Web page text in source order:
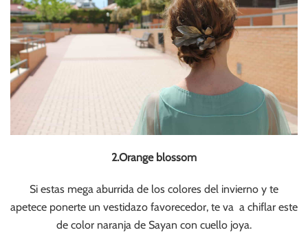
2.Orange blossom
Si estas mega aburrida de los colores del invierno y te
apetece ponerte un vestidazo favorecedor, te va a chiflar este
de color naranja de Sayan con cuello joya.